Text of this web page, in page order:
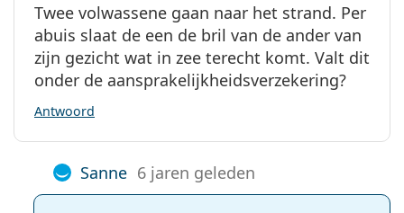
Twee volwassene gaan naar het strand. Per
abuis slaat de een de bril van de ander van
zijn gezicht wat in zee terecht komt. Valt dit
onder de aansprakelijkheidsverzekering?
Antwoord
Sanne 6 jaren geleden